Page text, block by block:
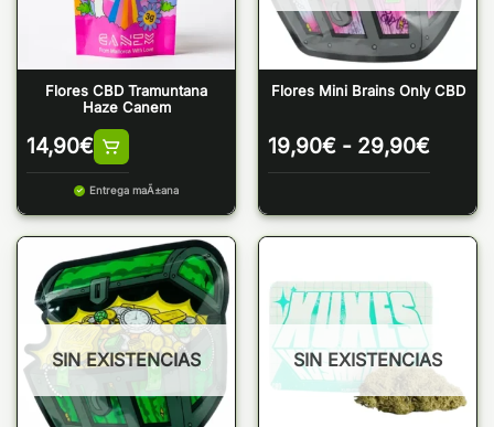
Flores CBD Tramuntana
Haze Canem
14,90€
Entrega maÃ±ana
Flores Mini Brains Only CBD
19,90€ - 29,90€Rango
de
desde
hasta
SIN EXISTENCIAS SIN EXISTENCIAS